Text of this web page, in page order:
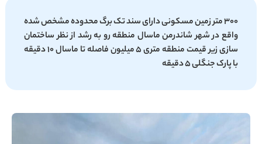
300 متر زمین مسکونی دارای سند تک برگ محدوده مشخص شده
واقع در شهر شاندرمن ماسال منطقه رو به رشد از نظر ساختمان
سازی زیر قیمت منطقه متری 5 میلیون فاصله تا ماسال 10 دقیقه
با پارک جنگلی 5 دقیقه